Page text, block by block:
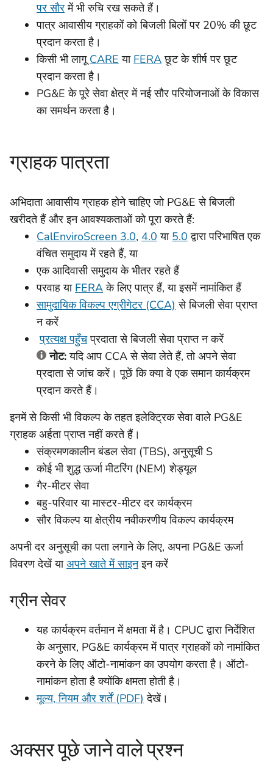
पर सौरमें भी रुचि रख सकते हैं।
पात्र आवासीय ग्राहकों को बिजली बिलों पर 20% की छूट
प्रदान करता है।
किसी भी लागूCARE या FERAछूट के शीर्ष पर छूट
प्रदान करता है।
PG&E के पूरे सेवा क्षेत्र में नई सौर परियोजनाओं के विकास
का समर्थन करता है।
ग्राहक पात्रता
अभिदाता आवासीय ग्राहक होने चाहिए जो PG&E से बिजली
खरीदते हैं और इन आवश्यकताओं को पूरा करते हैं:
CalEnviroScreen 3.0, 4.0 या 5.0 द्वारा परिभाषित एक
वंचित समुदाय में रहते हैं, या
एक आदिवासी समुदाय के भीतर रहते हैं
परवाहया FERAके लिए पात्र हैं, या इसमें नामांकित हैं
सामुदायिक विकल्प एग्रीगेटर (CCA) से बिजली सेवा प्राप्त
न करें
प्रत्यक्ष पहुँचप्रदाता से बिजली सेवा प्राप्त न करें
नोट:यदि आप CCA से सेवा लेते हैं, तो अपने सेवा
प्रदाता से जांच करें। पूछें कि क्या वे एक समान कार्यक्रम
प्रदान करते हैं।
इनमें से किसी भी विकल्प के तहत इलेक्ट्रिक सेवा वाले PG&E
ग्राहक अर्हता प्राप्त नहीं करते हैं।
संक्रमणकालीन बंडल सेवा (TBS), अनुसूची S
कोई भी शुद्ध ऊर्जा मीटरिंग (NEM) शेड्यूल
गैर-मीटर सेवा
बहु-परिवार या मास्टर-मीटर दर कार्यक्रम
सौर विकल्प या क्षेत्रीय नवीकरणीय विकल्प कार्यक्रम
अपनी दर अनुसूची का पता लगाने के लिए, अपना PG&E ऊर्जा
विवरण देखें याअपने खाते में साइनइन करें
ग्रीन सेवर
यह कार्यक्रम वर्तमान में क्षमता में है। CPUC द्वारा निर्देशित
के अनुसार, PG&E कार्यक्रम में पात्र ग्राहकों को नामांकित
करने के लिए ऑटो-नामांकन का उपयोग करता है। ऑटो-
नामांकन होता है क्योंकि क्षमता होती है।
मूल्य, नियम और शर्तें (PDF) देखें।
अक्सर पूछे जाने वाले प्रश्न